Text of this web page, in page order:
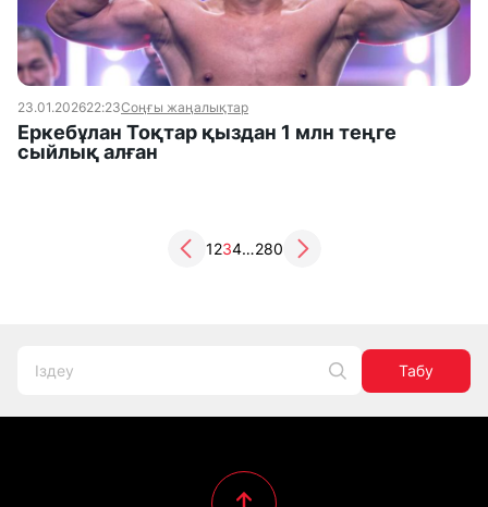
23.01.202622:23Соңғы жаңалықтар
Еркебұлан Тоқтар қыздан 1 млн теңге
сыйлық алған
1234…280
Табу